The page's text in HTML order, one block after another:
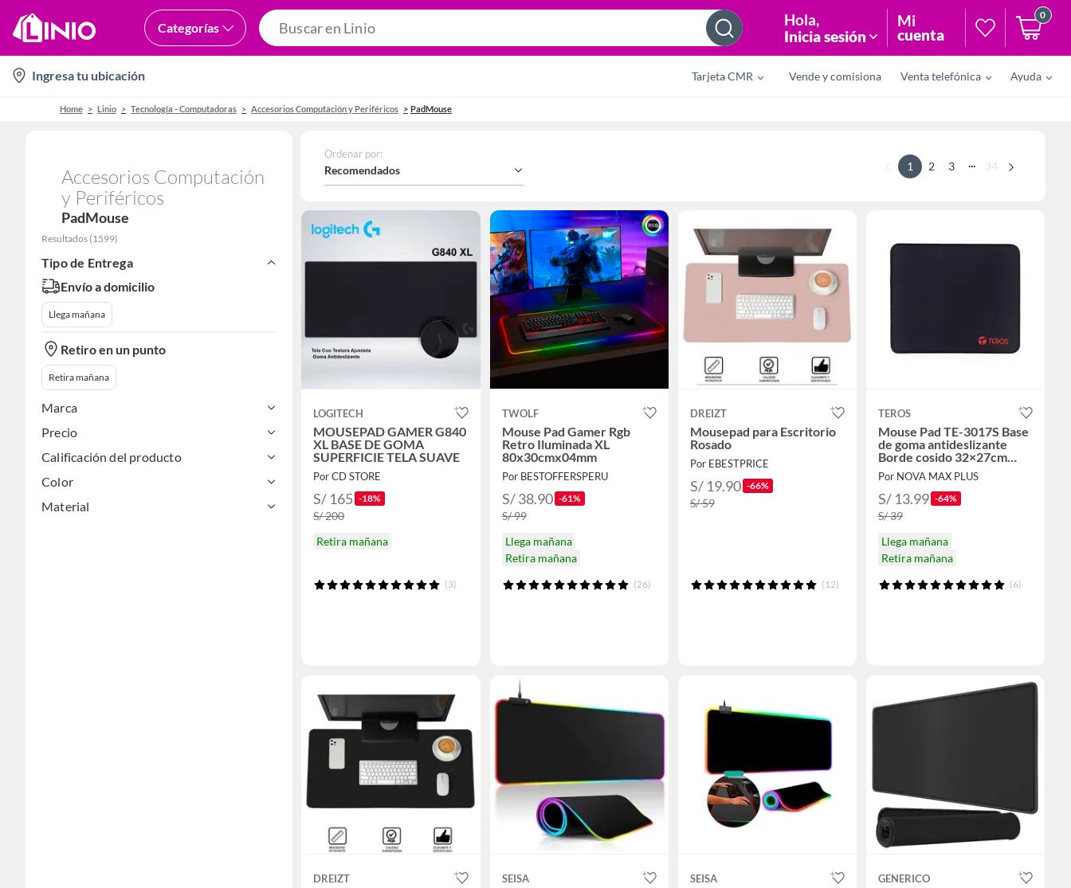
Categorías
Bar
Hola,
Inicia sesión
Mi
cuenta
0
location-
icon
Ingresa tu ubicación Tarjeta CMR Vende y comisiona Venta telefónica Ayuda
Home Linio Tecnología - Computadoras Accesorios Computación y Periféricos PadMouse
Accesorios Computación
y Periféricos
PadMouse
Resultados (1599)
Tipo de Entrega
Envío a domicilio
Llega mañana
Retiro en un punto
Retira mañana
Marca
Precio
Calificación del producto
Color
Material
Ordenar por:
Recomendados 1 2 3 ... 34
LOGITECH
MOUSEPAD GAMER G840
XL BASE DE GOMA
SUPERFICIE TELA SUAVE
Por CD STORE
S/ 165 -18%
S/ 200
Retira mañana
(3)
TWOLF
Mouse Pad Gamer Rgb
Retro Iluminada XL
80x30cmx04mm
Por BESTOFFERSPERU
S/ 38.90 -61%
S/ 99
Llega mañana
Retira mañana
(26)
DREIZT
Mousepad para Escritorio
Rosado
Por EBESTPRICE
S/ 19.90 -66%
S/ 59
(12)
TEROS
Mouse Pad TE-3017S Base
de goma antideslizante
Borde cosido 32×27cm
Negro
Por NOVA MAX PLUS
S/ 13.99 -64%
S/ 39
Llega mañana
Retira mañana
(6)
DREIZT SEISA SEISA GENERICO